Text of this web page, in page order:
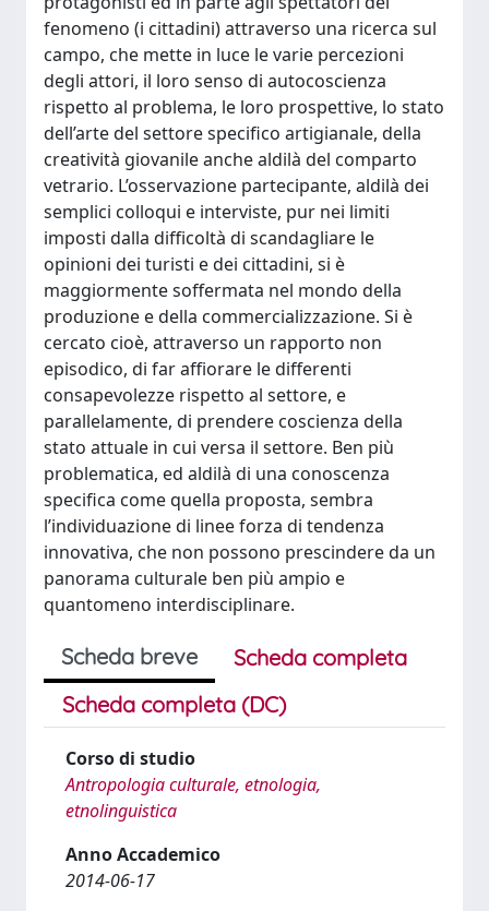
fenomeno (i cittadini) attraverso una ricerca sul
campo, che mette in luce le varie percezioni
degli attori, il loro senso di autocoscienza
rispetto al problema, le loro prospettive, lo stato
dell’arte del settore specifico artigianale, della
creatività giovanile anche aldilà del comparto
vetrario. L’osservazione partecipante, aldilà dei
semplici colloqui e interviste, pur nei limiti
imposti dalla difficoltà di scandagliare le
opinioni dei turisti e dei cittadini, si è
maggiormente soffermata nel mondo della
produzione e della commercializzazione. Si è
cercato cioè, attraverso un rapporto non
episodico, di far affiorare le differenti
consapevolezze rispetto al settore, e
parallelamente, di prendere coscienza della
stato attuale in cui versa il settore. Ben più
problematica, ed aldilà di una conoscenza
specifica come quella proposta, sembra
l’individuazione di linee forza di tendenza
innovativa, che non possono prescindere da un
panorama culturale ben più ampio e
quantomeno interdisciplinare.
Scheda breve
Scheda completa
Scheda completa (DC)
Corso di studio
Antropologia culturale, etnologia,
etnolinguistica
Anno Accademico
2014-06-17